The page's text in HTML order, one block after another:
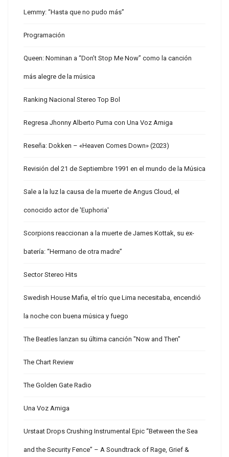
Lemmy: “Hasta que no pudo más”
Programación
Queen: Nominan a “Don’t Stop Me Now” como la canción
más alegre de la música
Ranking Nacional Stereo Top Bol
Regresa Jhonny Alberto Puma con Una Voz Amiga
Reseña: Dokken – «Heaven Comes Down» (2023)
Revisión del 21 de Septiembre 1991 en el mundo de la Música
Sale a la luz la causa de la muerte de Angus Cloud, el
conocido actor de 'Euphoria'
Scorpions reaccionan a la muerte de James Kottak, su ex-
batería: “Hermano de otra madre”
Sector Stereo Hits
Swedish House Mafia, el trío que Lima necesitaba, encendió
la noche con buena música y fuego
The Beatles lanzan su última canción "Now and Then"
The Chart Review
The Golden Gate Radio
Una Voz Amiga
Urstaat Drops Crushing Instrumental Epic “Between the Sea
and the Security Fence” – A Soundtrack of Rage, Grief &